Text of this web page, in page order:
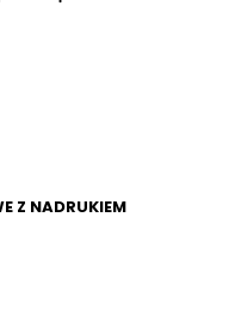
Z NADRUKIEM